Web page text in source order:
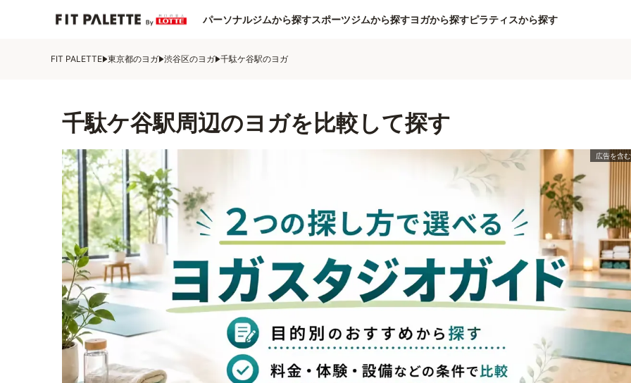
パーソナルジムから探すスポーツジムから探すヨガから探すピラティスから探す
FIT PALETTE 東京都のヨガ 渋谷区のヨガ 千駄ケ谷駅のヨガ
千駄ケ谷駅周辺のヨガを比較して探す